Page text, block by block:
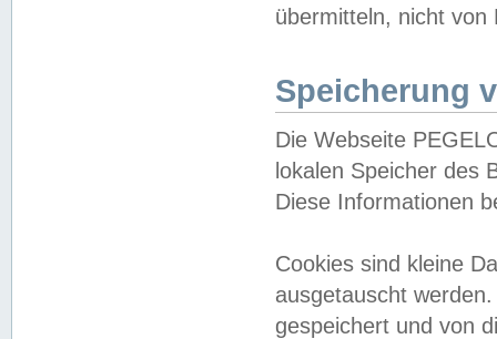
übermitteln, nicht von
Speicherung
Die Webseite
lokalen Speicher des
Diese Informationen
Cookies sind kleine
ausgetauscht
gespeichert und von